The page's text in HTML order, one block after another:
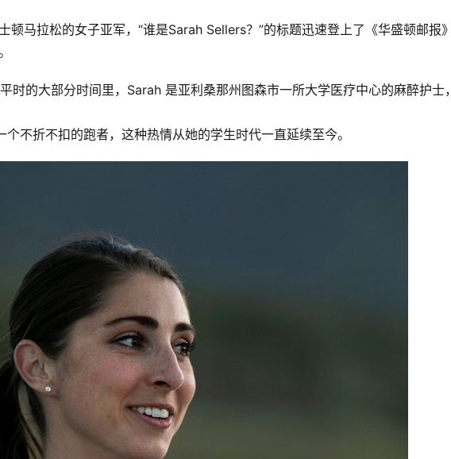
顿马拉松的女子亚军，“谁是Sarah Sellers？”的标题迅速登上了《华盛顿邮报
时的大部分时间里，Sarah 是亚利桑那州图森市一所大学医疗中心的麻醉护士
不折不扣的跑者，这种热情从她的学生时代一直延续至今。